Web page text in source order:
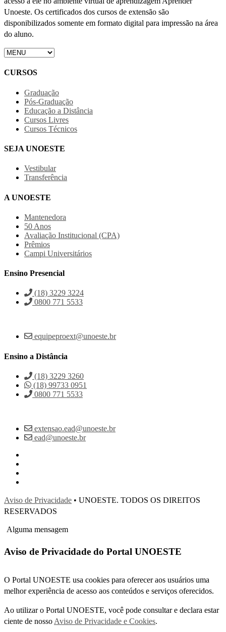
Unoeste. Os certificados dos cursos de extensão são
disponibilizados somente em formato digital para impressão na área
do aluno.
CURSOS
Graduação
Pós-Graduação
Educação a Distância
Cursos Livres
Cursos Técnicos
SEJA UNOESTE
Vestibular
Transferência
A UNOESTE
Mantenedora
50 Anos
Avaliação Institucional (CPA)
Prêmios
Campi Universitários
Ensino Presencial
(18) 3229 3224
0800 771 5533
equipeproext@unoeste.br
Ensino a Distância
(18) 3229 3260
(18) 99733 0951
0800 771 5533
extensao.ead@unoeste.br
ead@unoeste.br
Aviso de Privacidade • UNOESTE. TODOS OS DIREITOS
RESERVADOS
Alguma mensagem
Aviso de Privacidade do Portal UNOESTE
O Portal UNOESTE usa cookies para oferecer aos usuários uma
melhor experiência de acesso aos conteúdos e serviços oferecidos.
Ao utilizar o Portal UNOESTE, você pode consultar e declara estar
ciente de nosso Aviso de Privacidade e Cookies.